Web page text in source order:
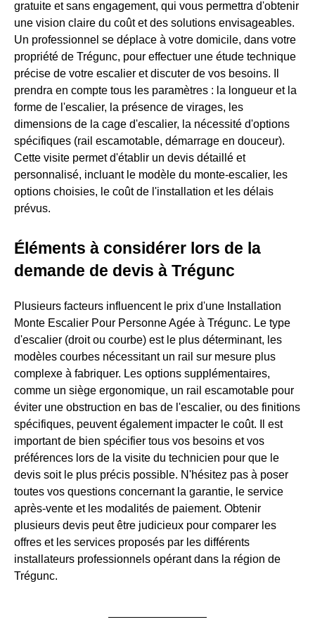
gratuite et sans engagement, qui vous permettra d'obtenir
une vision claire du coût et des solutions envisageables.
Un professionnel se déplace à votre domicile, dans votre
propriété de Trégunc, pour effectuer une étude technique
précise de votre escalier et discuter de vos besoins. Il
prendra en compte tous les paramètres : la longueur et la
forme de l'escalier, la présence de virages, les
dimensions de la cage d'escalier, la nécessité d'options
spécifiques (rail escamotable, démarrage en douceur).
Cette visite permet d'établir un devis détaillé et
personnalisé, incluant le modèle du monte-escalier, les
options choisies, le coût de l'installation et les délais
prévus.
Éléments à considérer lors de la
demande de devis à Trégunc
Plusieurs facteurs influencent le prix d'une Installation
Monte Escalier Pour Personne Agée à Trégunc. Le type
d'escalier (droit ou courbe) est le plus déterminant, les
modèles courbes nécessitant un rail sur mesure plus
complexe à fabriquer. Les options supplémentaires,
comme un siège ergonomique, un rail escamotable pour
éviter une obstruction en bas de l'escalier, ou des finitions
spécifiques, peuvent également impacter le coût. Il est
important de bien spécifier tous vos besoins et vos
préférences lors de la visite du technicien pour que le
devis soit le plus précis possible. N'hésitez pas à poser
toutes vos questions concernant la garantie, le service
après-vente et les modalités de paiement. Obtenir
plusieurs devis peut être judicieux pour comparer les
offres et les services proposés par les différents
installateurs professionnels opérant dans la région de
Trégunc.